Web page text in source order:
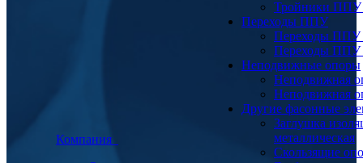
Компания
Тройники
Переходы ППУ
Переходы
Переходы
Неподвижные опоры
Неподвижная
Неподвижная
Другие фасонные
Заглушка
металлическая
Скользящие